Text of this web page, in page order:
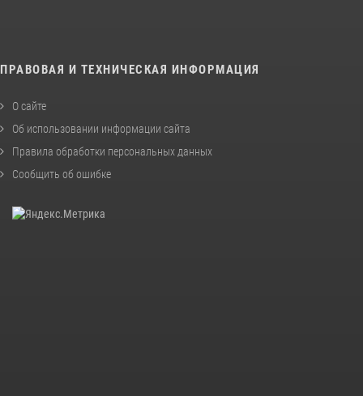
ПРАВОВАЯ И ТЕХНИЧЕСКАЯ ИНФОРМАЦИЯ
О сайте
Об использовании информации сайта
Правила обработки персональных данных
Сообщить об ошибке